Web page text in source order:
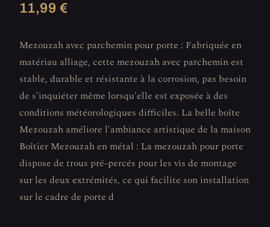
11,99 €
Mezouzah avec parchemin pour porte : Fabriquée en
matériau alliage, cette mezouzah avec parchemin est
stable, durable et résistante à la corrosion, pas besoin
de s'inquiéter même lorsqu'elle est exposée à des
conditions météorologiques difficiles. La belle boîte
Mezouzah améliore l'ambiance artistique de la maison
Boîtier Mezouzah en métal : La mezouzah pour porte
dispose de trous pré-percés pour les vis de montage
sur les deux extrémités, ce qui facilite son installation
sur le cadre de porte d